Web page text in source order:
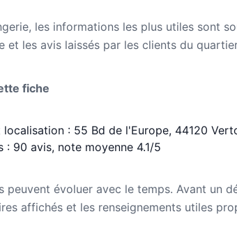
les informations les plus utiles sont
et les avis laissés par les clients du
fiche
localisation : 55 Bd de l'Europe, 44120
: 90 avis, note moyenne 4.1/5
peuvent évoluer avec le temps. Avant un
affichés et les renseignements utiles